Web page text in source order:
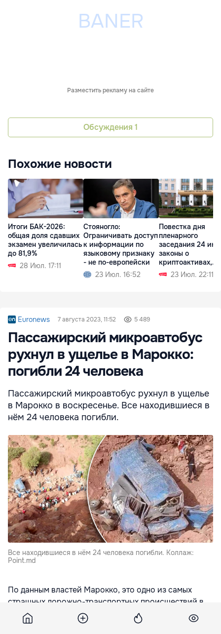
Разместить рекламу на сайте
Обсуждения 1
Похожие новости
Итоги БАК-2026:
общая доля сдавших
экзамен увеличилась
до 81,9%
28 Июл. 17:11
Стояногло:
Ограничивать доступ
к информации по
языковому признаку
- не по-европейски
23 Июл. 16:52
Повестка дня
пленарного
заседания 24
законы о
криптоактивах,
судебной
23 Июл. 22:11
Euronews 7 августа 2023, 11:52 5 489
Пассажирский микроавтобус
рухнул в ущелье в Марокко:
погибли 24 человека
Пассажирский микроавтобус рухнул в ущелье
в Марокко в воскресенье. Все находившиеся в
нём 24 человека погибли.
Все находившиеся в нём 24 человека погибли. Коллаж:
Point.md
По данным властей Марокко, это одно из самых
страшных дорожно-транспортных происшествий в
истории североафриканской страны, сообщили
официальные лица, передает
euronews.com